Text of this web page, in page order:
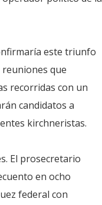
este triunfo
que
recorridas con un
candidatos a
kirchneristas.
El prosecretario
en ocho
federal con